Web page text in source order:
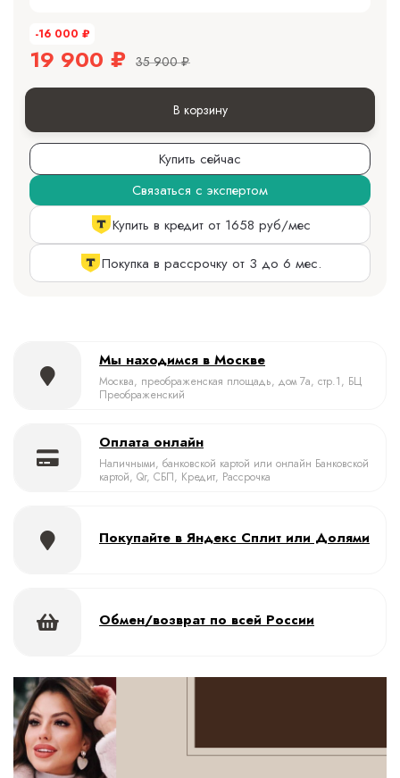
-16 000 ₽
19 900 ₽ 35 900 ₽
В корзину
Купить сейчас
Связаться с экспертом
Купить в кредит от 1658 руб/мес
Покупка в рассрочку от 3 до 6 мес.
Мы находимся в Москве
Москва, преображенская площадь, дом 7а, стр.1, БЦ
Преображенский
Оплата онлайн
Наличными, банковской картой или онлайн Банковской
картой, Qr, СБП, Кредит, Рассрочка
Покупайте в Яндекс Сплит или Долями
Обмен/возврат по всей России